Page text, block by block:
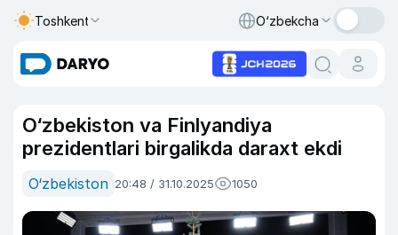
Toshkent O‘zbekcha
O‘zbekiston va Finlyandiya
prezidentlari birgalikda daraxt ekdi
O‘zbekiston 20:48 / 31.10.2025 1050